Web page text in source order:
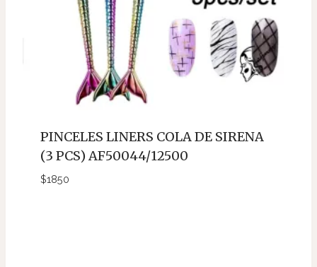
PINCELES LINERS COLA DE SIRENA
(3 PCS) AF50044/12500
$1850